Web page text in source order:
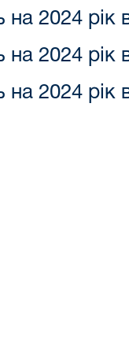
на 2024 рік
на 2024 рік
на 2024 рік